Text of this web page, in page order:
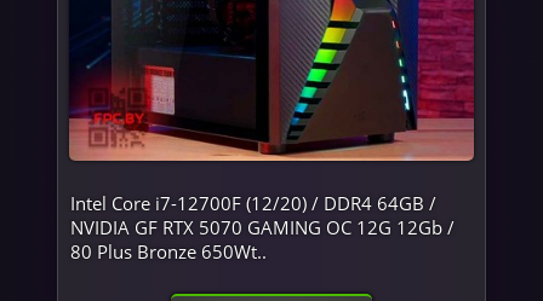
Intel Core i7-12700F (12/20) / DDR4 64GB /
NVIDIA GF RTX 5070 GAMING OC 12G 12Gb /
80 Plus Bronze 650Wt..